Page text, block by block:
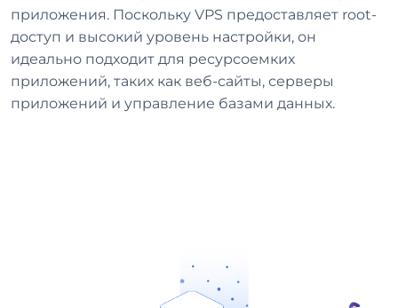
приложения. Поскольку VPS предоставляет root-
доступ и высокий уровень настройки, он
идеально подходит для ресурсоемких
приложений, таких как веб-сайты, серверы
приложений и управление базами данных.